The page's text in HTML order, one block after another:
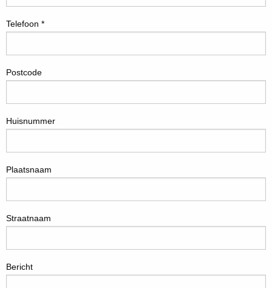
Telefoon *
Postcode
Huisnummer
Plaatsnaam
Straatnaam
Bericht